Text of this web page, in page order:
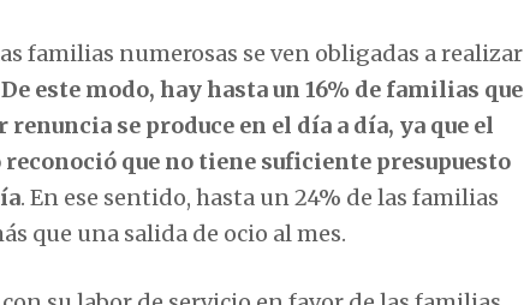
familias numerosas se ven obligadas a realizar
De este modo, hay hasta un 16% de familias que
se produce en el día a día, ya que el
que no tiene suficiente presupuesto
. En ese sentido, hasta un 24% de las familias
que una salida de ocio al mes.